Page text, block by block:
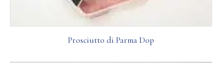
Prosciutto di Parma Dop